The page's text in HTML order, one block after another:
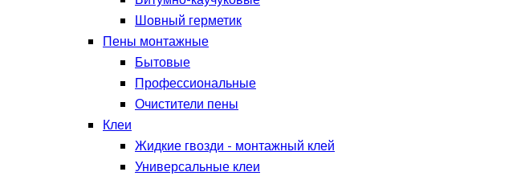
Шовный герметик
Пены монтажные
Бытовые
Профессиональные
Очистители пены
Клеи
Жидкие гвозди - монтажный клей
Универсальные клеи